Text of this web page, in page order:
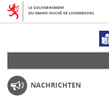
NACHRICHTEN